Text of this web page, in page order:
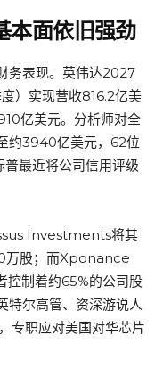
本面依旧强劲
务表现。英伟达2027
）实现营收816.2亿美
亿美元。分析师对全
约3940亿美元，62位
普最近将公司信用评级
Investments将其
万股；而Xponance
控制着约65%的公司股
特尔高管、资深游说人
专职应对美国对华芯片